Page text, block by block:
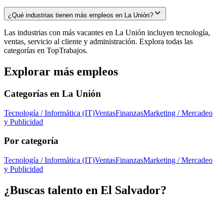
¿Qué industrias tienen más empleos en La Unión?
Las industrias con más vacantes en La Unión incluyen tecnología,
ventas, servicio al cliente y administración. Explora todas las
categorías en TopTrabajos.
Explorar más empleos
Categorías en La Unión
Tecnología / Informática (IT)VentasFinanzasMarketing / Mercadeo
y Publicidad
Por categoría
Tecnología / Informática (IT)VentasFinanzasMarketing / Mercadeo
y Publicidad
¿Buscas talento en El Salvador?